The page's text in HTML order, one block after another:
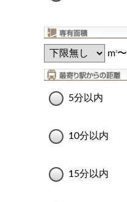
m2〜
5分以内
10分以内
15分以内